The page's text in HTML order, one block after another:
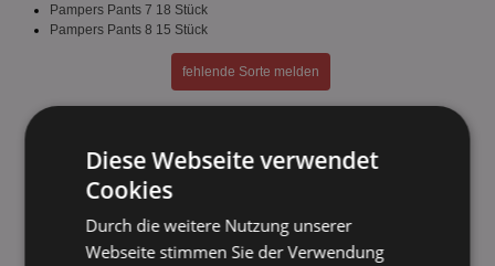
Pampers Pants 7 18 Stück
Pampers Pants 8 15 Stück
fehlende Sorte melden
Diese Webseite verwendet
Cookies
Durch die weitere Nutzung unserer
Webseite stimmen Sie der Verwendung